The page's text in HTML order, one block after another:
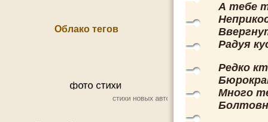
Облако тегов
А тебе
Радуя
Редко
Много